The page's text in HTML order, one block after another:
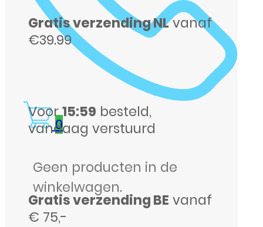
0
Geen producten in de
winkelwagen.
Apple
iPhone
transparant
aantal
Gratis verzending NLvanaf
€39.99
Voor15:59 besteld,
vandaag verstuurd
Gratis verzending BE vanaf
€ 75,-